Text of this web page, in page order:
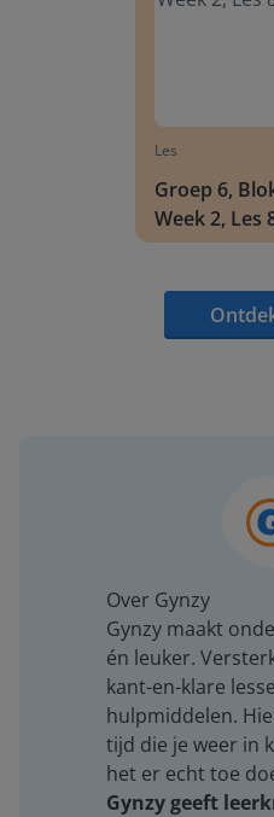
Les
Groep 6,
Week 2, Les
Over Gynzy
Gynzy maakt
én leuker.
kant-en-klare
hulpmiddelen.
tijd die je weer in
het er echt toe
Gynzy geeft